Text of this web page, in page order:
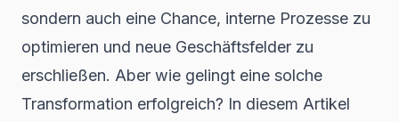
sondern auch eine Chance, interne Prozesse zu
optimieren und neue Geschäftsfelder zu
erschließen. Aber wie gelingt eine solche
Transformation erfolgreich? In diesem Artikel